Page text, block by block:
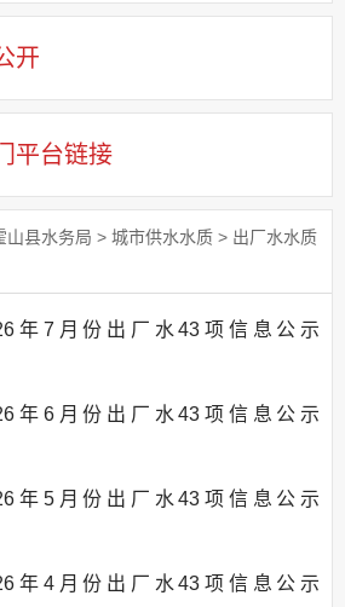
招录
开
平台链接
山县水务局 > 城市供水水质 > 出厂水水质
年7月份出厂水43项信息公示
年6月份出厂水43项信息公示
年5月份出厂水43项信息公示
年4月份出厂水43项信息公示